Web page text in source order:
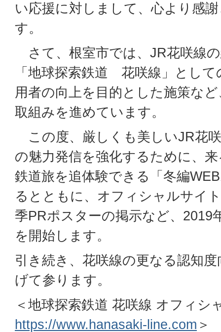
い応援に対しまして、心より感
す。
さて、根室市では、JR花咲線
「地球探索鉄道 花咲線」とし
用者の向上を目的とした施策な
取組みを進めています。
この度、厳しくも美しいJR花
の魅力発信を強化するために、
鉄道旅を追体験できる「冬編
るとともに、オフィシャルサイ
季PRポスターの掲示など、2019
を開始します。
引き続き、花咲線の更なる認知
げて参ります。
＜地球探索鉄道 花咲線 オフィ
https://www.hanasaki-line.com ＞